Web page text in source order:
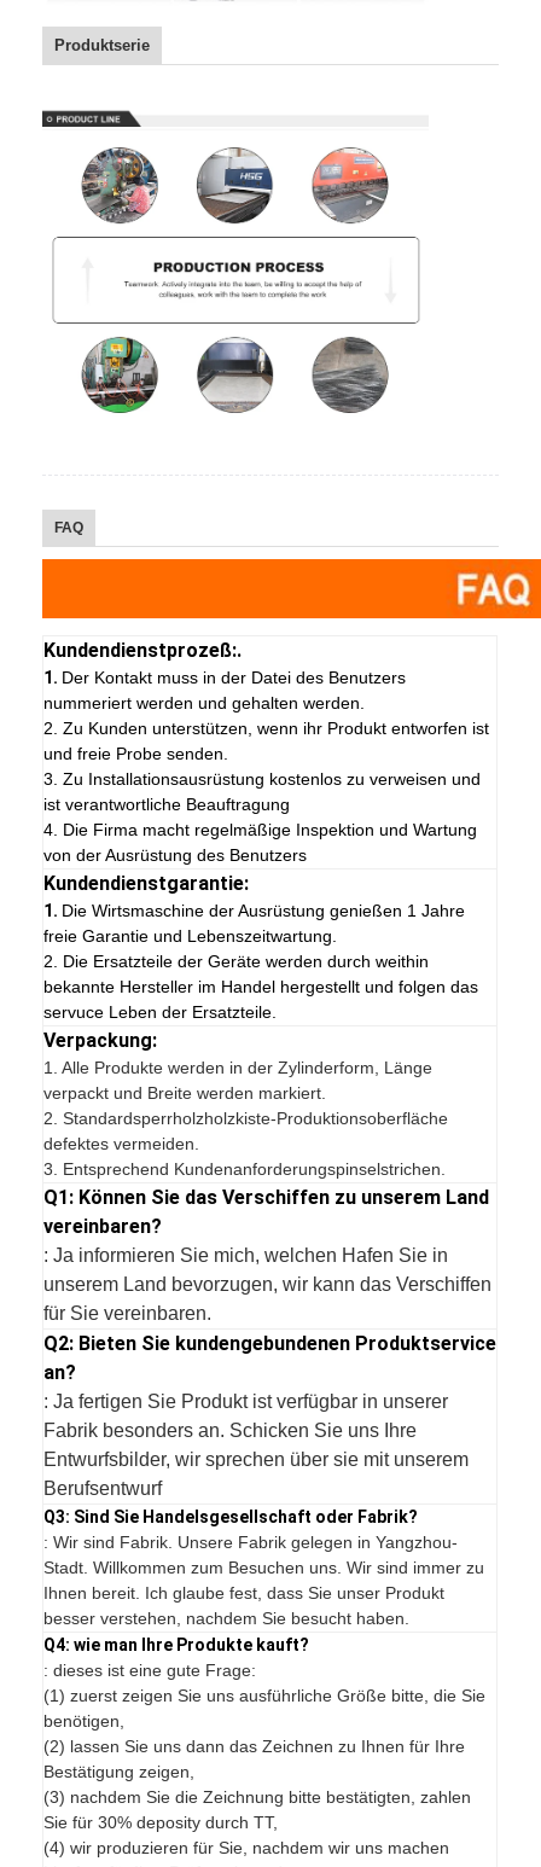
Produktserie
FAQ
Kundendienstprozeß:.
1. Der Kontakt muss in der Datei des Benutzers
nummeriert werden und gehalten werden.
2. Zu Kunden unterstützen, wenn ihr Produkt entworfen ist
und freie Probe senden.
3. Zu Installationsausrüstung kostenlos zu verweisen und
ist verantwortliche Beauftragung
4. Die Firma macht regelmäßige Inspektion und Wartung
von der Ausrüstung des Benutzers
Kundendienstgarantie:
1. Die Wirtsmaschine der Ausrüstung genießen 1 Jahre
freie Garantie und Lebenszeitwartung.
2. Die Ersatzteile der Geräte werden durch weithin
bekannte Hersteller im Handel hergestellt und folgen das
servuce Leben der Ersatzteile.
Verpackung:
1.Alle Produkte werden in der Zylinderform, Länge
verpackt und Breite werden markiert.
2. Standardsperrholzholzkiste-Produktionsoberfläche
defektes vermeiden.
3. Entsprechend Kundenanforderungspinselstrichen.
Q1: Können Sie das Verschiffen zu unserem Land
vereinbaren?
: Ja informieren Sie mich, welchen Hafen Sie in
unserem Land bevorzugen, wir kann das Verschiffen
für Sie vereinbaren.
Q2: Bieten Sie kundengebundenen Produktservice
an?
: Ja fertigen Sie Produkt ist verfügbar in unserer
Fabrik besonders an. Schicken Sie uns Ihre
Entwurfsbilder, wir sprechen über sie mit unserem
Berufsentwurf
Q3: Sind Sie Handelsgesellschaft oder Fabrik?
: Wir sind Fabrik. Unsere Fabrik gelegen in Yangzhou-
Stadt. Willkommen zum Besuchen uns. Wir sind immer zu
Ihnen bereit. Ich glaube fest, dass Sie unser Produkt
besser verstehen, nachdem Sie besucht haben.
Q4: wie man Ihre Produkte kauft?
: dieses ist eine gute Frage:
(1) zuerst zeigen Sie uns ausführliche Größe bitte, die Sie
benötigen,
(2) lassen Sie uns dann das Zeichnen zu Ihnen für Ihre
Bestätigung zeigen,
(3) nachdem Sie die Zeichnung bitte bestätigten, zahlen
Sie für 30% deposity durch TT,
(4) wir produzieren für Sie, nachdem wir uns machen